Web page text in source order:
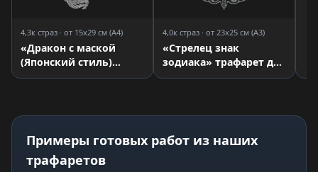
4,3к страз · от 15x29 см (A4)
«Дракон с маской
(Японский стиль)
кристал» трафарет для
4,0к страз · от 23x25 см (A3)
«Стрелец знак
зодиака» трафарет для
страз
Примеры готовых работ из наших
трафаретов